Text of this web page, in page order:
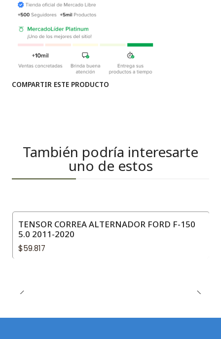
COMPARTIR ESTE PRODUCTO
También podría interesarte
uno de estos
TENSOR CORREA ALTERNADOR FORD F-150
5.0 2011-2020
$59.817